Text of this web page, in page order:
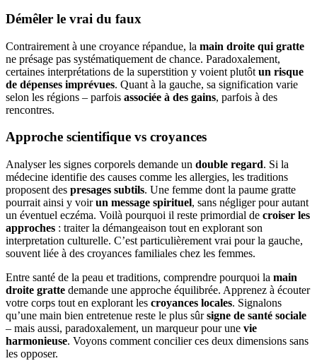
Démêler le vrai du faux
Contrairement à une croyance répandue, la main droite qui gratte
ne présage pas systématiquement de chance. Paradoxalement,
certaines interprétations de la superstition y voient plutôt un risque
de dépenses imprévues. Quant à la gauche, sa signification varie
selon les régions – parfois associée à des gains, parfois à des
rencontres.
Approche scientifique vs croyances
Analyser les signes corporels demande un double regard. Si la
médecine identifie des causes comme les allergies, les traditions
proposent des presages subtils. Une femme dont la paume gratte
pourrait ainsi y voirun message spirituel, sans négliger pour autant
un éventuel eczéma. Voilà pourquoi il reste primordial de croiser les
approches : traiter la démangeaison tout en explorant son
interpretation culturelle. C’est particulièrement vrai pour la gauche,
souvent liée à des croyances familiales chez les femmes.
Entre santé de la peau et traditions, comprendre pourquoi la main
droite gratte demande une approche équilibrée. Apprenez à écouter
votre corps tout en explorant les croyances locales. Signalons
qu’une main bien entretenue reste le plus sûrsigne de santé sociale
– mais aussi, paradoxalement, un marqueur pour une vie
harmonieuse. Voyons comment concilier ces deux dimensions sans
les opposer.